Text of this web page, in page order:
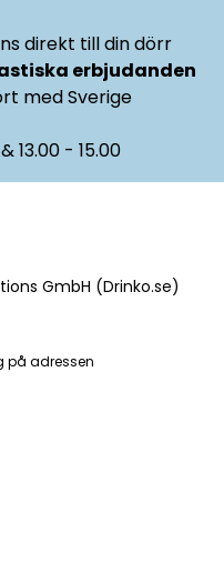
direkt till din dörr
erbjudanden
med Sverige
13.00 - 15.00
GmbH (Drinko.se)
på adressen